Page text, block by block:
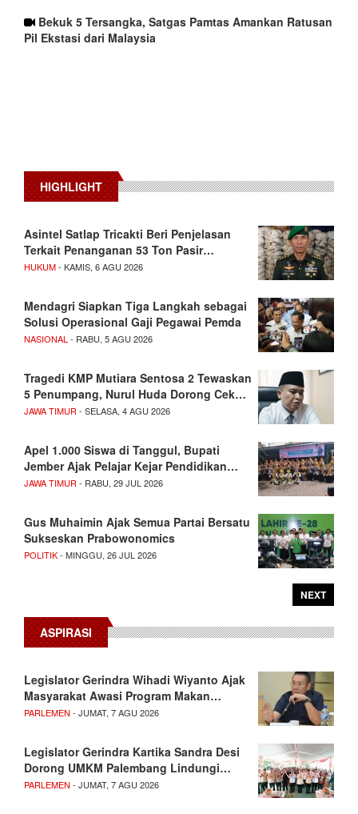
Bekuk 5 Tersangka, Satgas Pamtas Amankan Ratusan
Pil Ekstasi dari Malaysia
HIGHLIGHT
Asintel Satlap Tricakti Beri Penjelasan
Terkait Penanganan 53 Ton Pasir…
HUKUM- KAMIS, 6 AGU 2026
Mendagri Siapkan Tiga Langkah sebagai
Solusi Operasional Gaji Pegawai Pemda
NASIONAL - RABU, 5 AGU 2026
Tragedi KMP Mutiara Sentosa 2 Tewaskan
5 Penumpang, Nurul Huda Dorong Cek…
JAWA TIMUR - SELASA, 4 AGU 2026
Apel 1.000 Siswa di Tanggul, Bupati
Jember Ajak Pelajar Kejar Pendidikan…
JAWA TIMUR - RABU, 29 JUL 2026
Gus Muhaimin Ajak Semua Partai Bersatu
Sukseskan Prabowonomics
POLITIK- MINGGU, 26 JUL 2026
NEXT
ASPIRASI
Legislator Gerindra Wihadi Wiyanto Ajak
Masyarakat Awasi Program Makan…
PARLEMEN - JUMAT, 7 AGU 2026
Legislator Gerindra Kartika Sandra Desi
Dorong UMKM Palembang Lindungi…
PARLEMEN - JUMAT, 7 AGU 2026